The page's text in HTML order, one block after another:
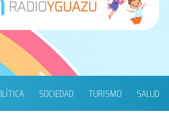
SOCIEDAD TURISMO SALUD